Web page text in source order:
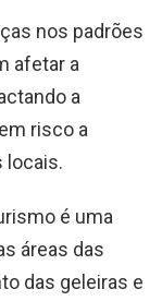
nos padrões
afetar a
a
risco a
locais.
é uma
áreas das
das geleiras e